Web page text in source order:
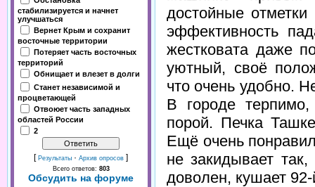
стабилизируется и начнет
улучшаться
Вернет Крым и сохранит
восточные территории
Потеряет часть восточных
территорий
Обнищает и влезет в долги
Станет независимой и
процветающей
Отвоюет часть западных
областей России
2
[ Результаты · Архив опросов ]
Всего ответов: 803
Обсудить на форуме
достойные
эффективность
жестковата даже
уютный, своё
что очень удобно.
В городе
порой. Печка
Ещё очень
не закидывает
доволен, кушает